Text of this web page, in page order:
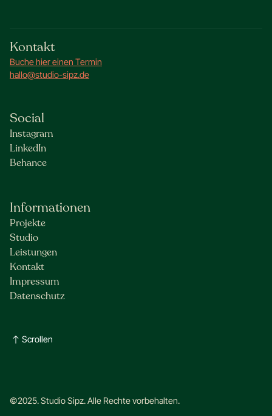
Kontakt
Buche hier einen Termin
hallo@studio-sipz.de
Social
Instagram
LinkedIn
Behance
Informationen
Projekte
Studio
Leistungen
Kontakt
Impressum
Datenschutz
Scrollen
©2025. Studio Sipz. Alle Rechte vorbehalten.